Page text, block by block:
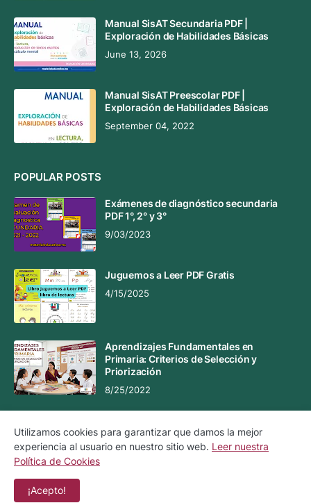
Manual SisAT Secundaria PDF |
Exploración de Habilidades Básicas
June 13, 2026
Manual SisAT Preescolar PDF |
Exploración de Habilidades Básicas
September 04, 2022
POPULAR POSTS
Exámenes de diagnóstico secundaria
PDF 1°, 2° y 3°
9/03/2023
Juguemos a Leer PDF Gratis
4/15/2025
Aprendizajes Fundamentales en
Primaria: Criterios de Selección y
Priorización
8/25/2022
Copyright ©
Aviso Legal Aviso de Privacidad
Política de Cookies
Utilizamos cookies para garantizar que damos la mejor
experiencia al usuario en nuestro sitio web. Leer nuestra
Política de Cookies
¡Acepto!